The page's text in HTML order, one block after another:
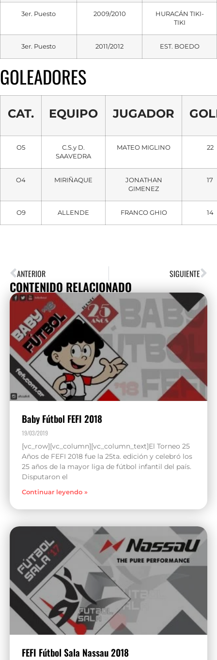
3er. Puesto 2009/2010
HURACÁN TIKI-
TIKI
3er. Puesto 2011/2012 EST. BOEDO
GOLEADORES
CAT. EQUIPO JUGADOR
O5
C.S.y D.
SAAVEDRA
MATEO MIGLINO 22
O4 MIRIÑAQUE
JONATHAN
GIMENEZ
17
O9 ALLENDE FRANCO GHIO 14
ANTERIOR SIGUIENTE
CONTENIDO RELACIONADO
Baby Fútbol FEFI 2018
19/03/2019
[vc_row][vc_column][vc_column_text]El Torneo 25
Años de FEFI 2018 fue la 25ta. edición y celebró los
25 años de la mayor liga de fútbol infantil del país.
Disputaron el
Continuar leyendo »
FEFI Fútbol Sala Nassau 2018